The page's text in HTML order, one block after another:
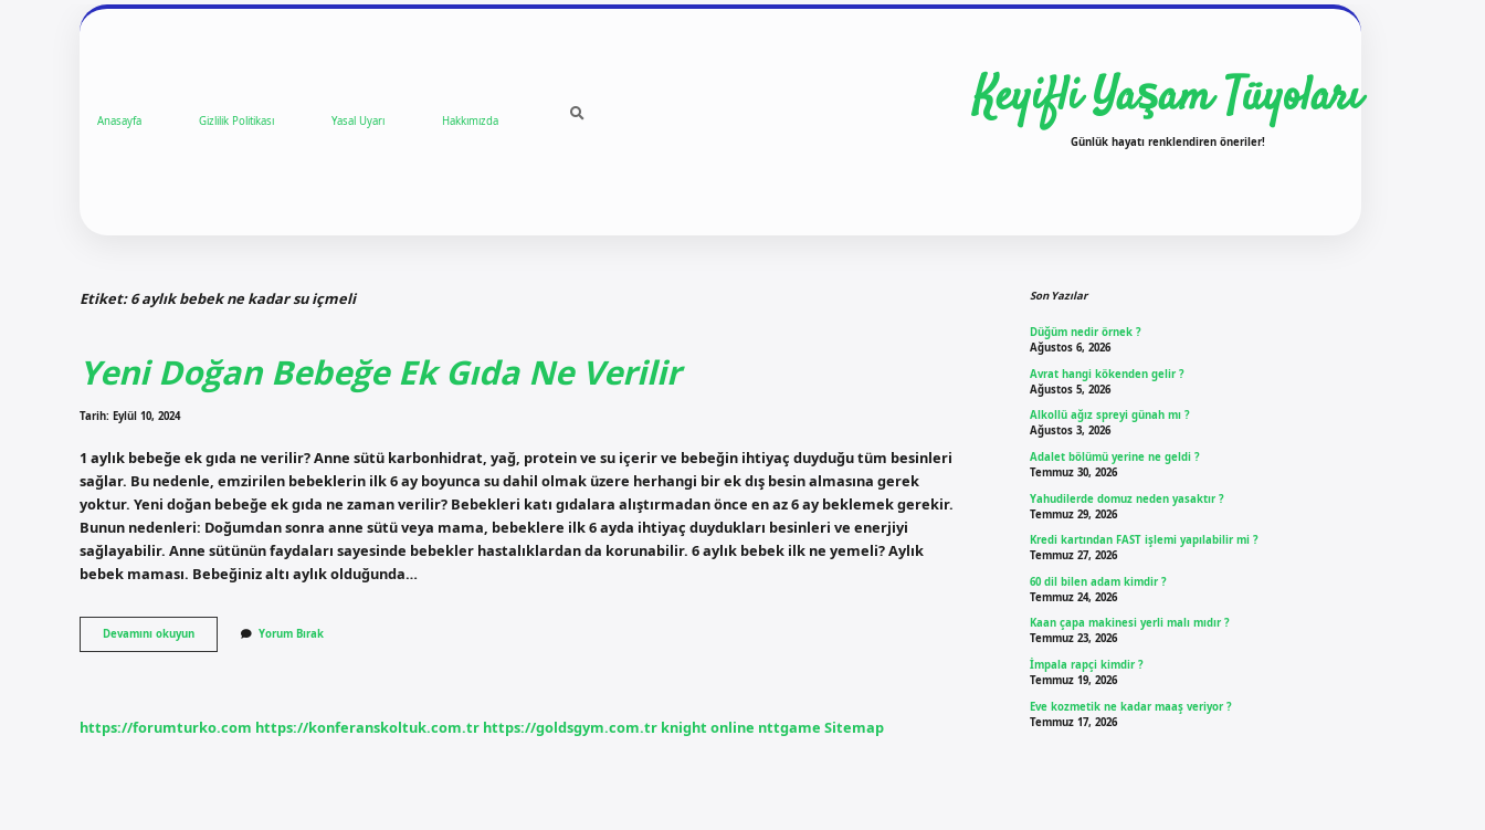
Anasayfa Gizlilik Politikası Yasal Uyarı Hakkımızda Keyifli Yaşam Tüyoları
Günlük hayatı renklendiren öneriler!
Etiket:6 aylık bebek ne kadar su içmeli
Yeni Doğan Bebeğe Ek Gıda Ne Verilir
Tarih: Eylül 10, 2024
1 aylık bebeğe ek gıda ne verilir? Anne sütü karbonhidrat, yağ, protein ve su içerir ve bebeğin ihtiyaç duyduğu tüm besinleri
sağlar. Bu nedenle, emzirilen bebeklerin ilk 6 ay boyunca su dahil olmak üzere herhangi bir ek dış besin almasına gerek
yoktur. Yeni doğan bebeğe ek gıda ne zaman verilir? Bebekleri katı gıdalara alıştırmadan önce en az 6 ay beklemek gerekir.
Bunun nedenleri: Doğumdan sonra anne sütü veya mama, bebeklere ilk 6 ayda ihtiyaç duydukları besinleri ve enerjiyi
sağlayabilir. Anne sütünün faydaları sayesinde bebekler hastalıklardan da korunabilir. 6 aylık bebek ilk ne yemeli? Aylık
bebek maması. Bebeğiniz altı aylık olduğunda…
Devamını okuyunYeni
Doğan
Verilir
Yorum Bırak
https://forumturko.com https://konferanskoltuk.com.tr https://goldsgym.com.tr knight online nttgame Sitemap
Son Yazılar
Düğüm nedir örnek ?
Ağustos 6, 2026
Avrat hangi kökenden gelir ?
Ağustos 5, 2026
Alkollü ağız spreyi günah mı ?
Ağustos 3, 2026
Adalet bölümü yerine ne geldi ?
Temmuz 30, 2026
Yahudilerde domuz neden yasaktır ?
Temmuz 29, 2026
Kredi kartından FAST işlemi yapılabilir mi ?
Temmuz 27, 2026
60 dil bilen adam kimdir ?
Temmuz 24, 2026
Kaan çapa makinesi yerli malı mıdır ?
Temmuz 23, 2026
İmpala rapçi kimdir ?
Temmuz 19, 2026
Eve kozmetik ne kadar maaş veriyor ?
Temmuz 17, 2026